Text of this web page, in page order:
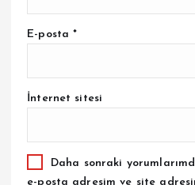
E-posta*
İnternet sitesi
Daha sonraki
e-posta adresim ve site